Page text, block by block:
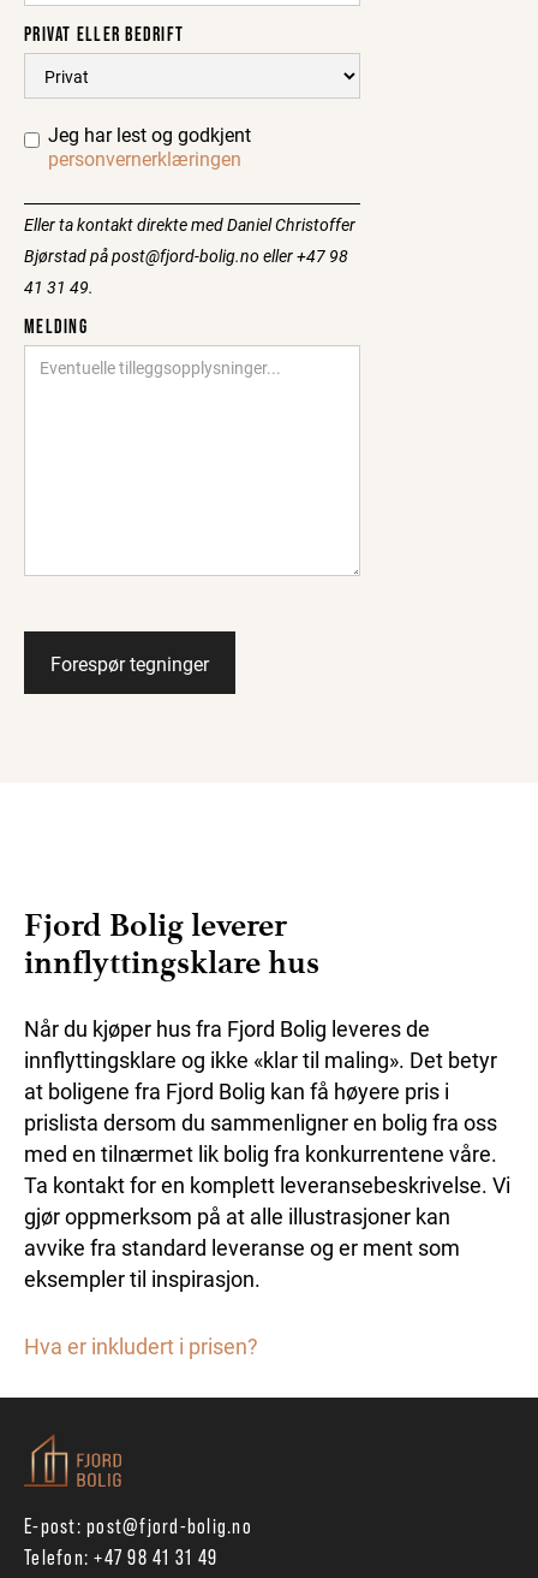
PRIVAT ELLER BEDRIFT
Jeg har lest og godkjent
personvernerklæringen
Eller ta kontakt direkte med Daniel Christoffer
Bjørstad på post@fjord-bolig.no eller +47 98
41 31 49.
MELDING
Fjord Bolig leverer
innflyttingsklare hus
Når du kjøper hus fra Fjord Bolig leveres de
innflyttingsklare og ikke «klar til maling». Det betyr
at boligene fra Fjord Bolig kan få høyere pris i
prislista dersom du sammenligner en bolig fra oss
med en tilnærmet lik bolig fra konkurrentene våre.
Ta kontakt for en komplett leveransebeskrivelse. Vi
gjør oppmerksom på at alle illustrasjoner kan
avvike fra standard leveranse og er ment som
eksempler til inspirasjon.
Hva er inkludert i prisen?
E-post: post@fjord-bolig.no
Telefon:+47 98 41 31 49